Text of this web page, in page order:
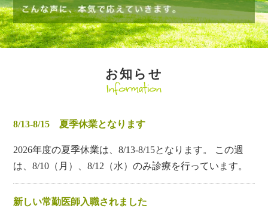
お知らせ
Information
8/13-8/15 夏季休業となります
2026年度の夏季休業は、8/13-8/15となります。 この週
は、8/10（月）、8/12（水）のみ診療を行っています。
新しい常勤医師入職されました